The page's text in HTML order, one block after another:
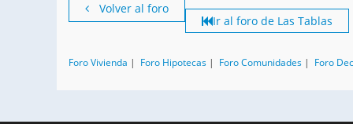
Volver al foro
Ir al foro de Las Tablas
Foro Vivienda | Foro Hipotecas | Foro Comunidades | Foro